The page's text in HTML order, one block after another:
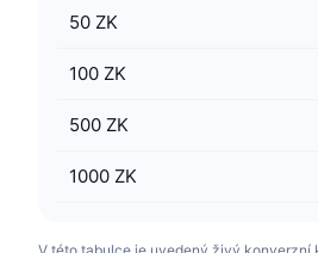
50 ZK
100 ZK
500 ZK
1000 ZK